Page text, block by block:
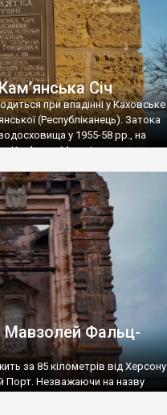
Січ
при впадінні у Каховське
(Республіканець). Затока
у 1955-58 рр., на
Кам’янки. Мис між затокою та
березі затоки
З північного боку село
[…]
Мавзолей Фальц-
за 85 кілометрів від Херсону
Порт. Незважаючи на назву